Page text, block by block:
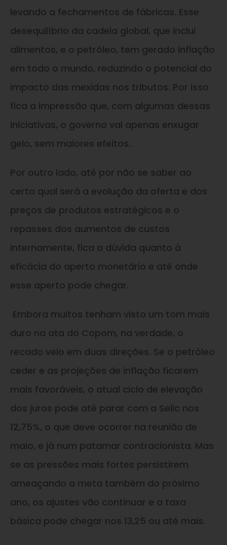
levando a fechamentos de fábricas. Esse
desequilíbrio da cadeia global, que inclui
alimentos, e o petróleo, tem gerado inflação
em todo o mundo, reduzindo o potencial do
impacto das mexidas nos tributos. Por isso
fica a impressão que, com algumas dessas
iniciativas, o governo vai apenas enxugar
gelo, sem maiores efeitos.
Por outro lado, até por não se saber ao
certo qual será a evolução da oferta e dos
preços de produtos estratégicos e o
repasses dos aumentos de custos
internamente, fica a dúvida quanto à
eficácia do aperto monetário e até onde
esse aperto pode chegar.
Embora muitos tenham visto um tom mais
duro na ata do Copom, na verdade, o
recado veio em duas direções. Se o petróleo
ceder e as projeções de inflação ficarem
mais favoráveis, o atual ciclo de elevação
dos juros pode até parar com a Selic nos
12,75%, o que deve ocorrer na reunião de
maio, e já num patamar contracionista. Mas
se as pressões mais fortes persistirem
ameaçando a meta também do próximo
ano, os ajustes vão continuar e a taxa
básica pode chegar nos 13,25 ou até mais.